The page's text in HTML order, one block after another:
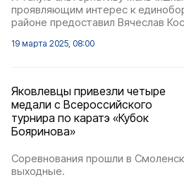
проявляющим интерес к
районе предоставил Вячеслав
19 марта 2025, 08:00
Яковлевцы привезли четыре
медали с Всероссийского
турнира по каратэ «Кубок
Бояринова»
Соревнования прошли в
выходные.